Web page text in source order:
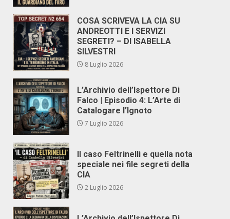
COSA SCRIVEVA LA CIA SU
ANDREOTTI E I SERVIZI
SEGRETI? – DI ISABELLA
SILVESTRI
8 Luglio 2026
L’Archivio dell’Ispettore Di
Falco | Episodio 4: L’Arte di
Catalogare l’Ignoto
7 Luglio 2026
Il caso Feltrinelli e quella nota
speciale nei file segreti della
CIA
2 Luglio 2026